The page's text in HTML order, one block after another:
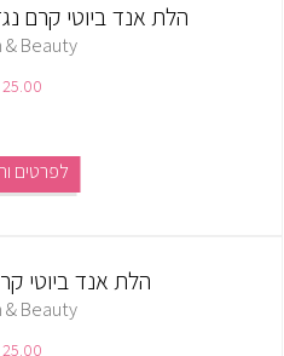
הלת אנד ביוטי קרם
& Beauty
25.00
לפרטים
הלת אנד ביוטי
& Beauty
25.00